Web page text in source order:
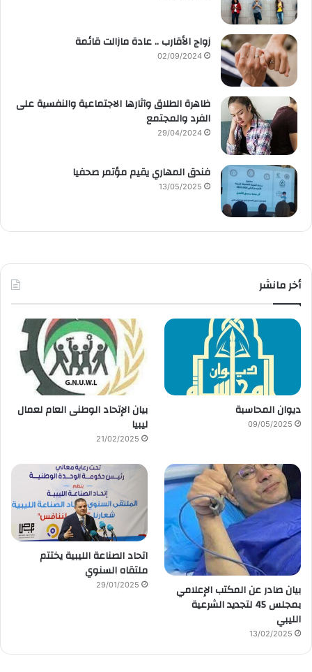
زواج الأقارب .. عادة مازالت قائمة
02/09/2024
ظاهرة الطلاق وآثارها الاجتماعية والنفسية على
الفرد والمجتمع
29/04/2024
فندق المهاري يقيم مؤتمر صحفيا
13/05/2025
أخر مانشر
ديوان المحاسبة
09/05/2025
بيان الإتحاد الوطنى العام لعمال
ليبيا
21/02/2025
بيان صادر عن المكتب الإعلامي
بمجلس 45 لتجديد الشرعية
الليبي
13/02/2025
اتحاد الصناعة الليبية يختتم
ملتقاه السنوي
29/01/2025